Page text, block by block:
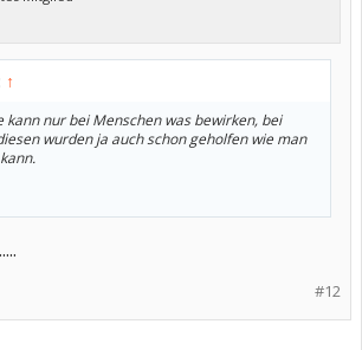
↑
kann nur bei Menschen was bewirken, bei
wurden ja auch schon geholfen wie man
#12